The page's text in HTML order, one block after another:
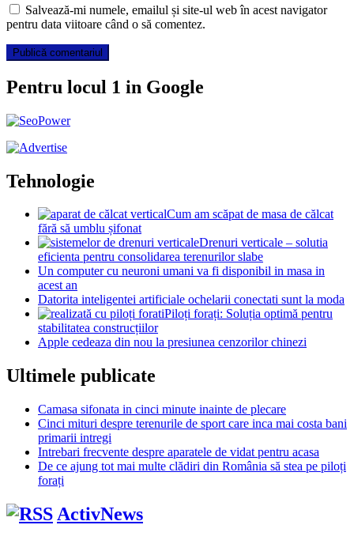
Salvează-mi numele, emailul și site-ul web în acest navigator
pentru data viitoare când o să comentez.
Pentru locul 1 in Google
Tehnologie
Cum am scăpat de masa de călcat
fără să umblu șifonat
Drenuri verticale – solutia
eficienta pentru consolidarea terenurilor slabe
Un computer cu neuroni umani va fi disponibil in masa in
acest an
Datorita inteligentei artificiale ochelarii conectati sunt la moda
Piloți forați: Soluția optimă pentru
stabilitatea construcțiilor
Apple cedeaza din nou la presiunea cenzorilor chinezi
Ultimele publicate
Camasa sifonata in cinci minute inainte de plecare
Cinci mituri despre terenurile de sport care inca mai costa bani
primarii intregi
Intrebari frecvente despre aparatele de vidat pentru acasa
De ce ajung tot mai multe clădiri din România să stea pe piloți
forați
ActivNews